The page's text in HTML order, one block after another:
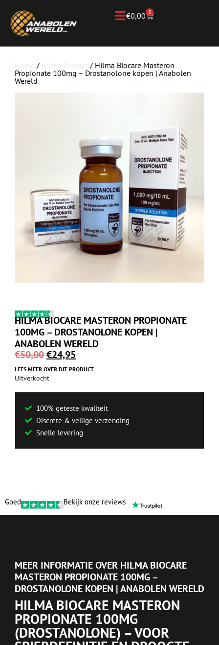
€0,00 0
/
/ Hilma Biocare Masteron
Propionate 100mg – Drostanolone kopen | Anabolen
Wereld
HILMA BIOCARE MASTERON PROPIONATE
100MG – DROSTANOLONE KOPEN |
ANABOLEN WERELD
€50,00€24,95
LEES MEER OVER DIT PRODUCT
Uitverkocht
100% geteste kwaliteit
Discrete & veilige verzending
Snelle levering
Goed Bekijk onze reviews
MEER INFORMATIE OVER HILMA BIOCARE
MASTERON PROPIONATE 100MG –
DROSTANOLONE KOPEN | ANABOLEN WERELD
HILMA BIOCARE MASTERON
PROPIONATE 100MG
(DROSTANOLONE) – VOOR